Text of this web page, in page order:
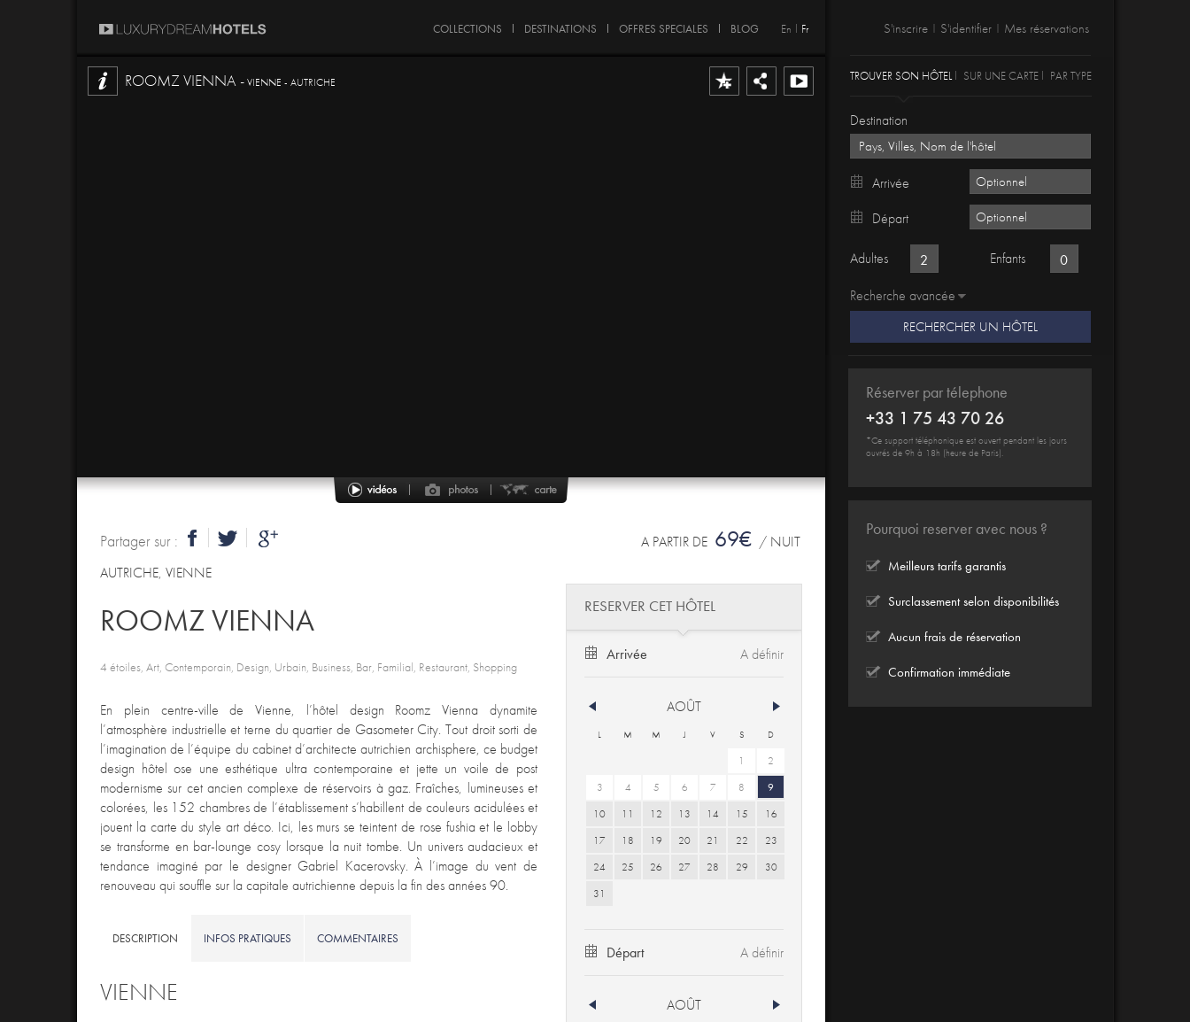
COLLECTIONS DESTINATIONS OFFRES SPECIALES BLOG En Fr S'inscrire | S'identifier | Mes réservations
ROOMZ VIENNA -VIENNE - AUTRICHE
A PARTIR DE 69€ / NUIT
Partager sur :
AUTRICHE, VIENNE
ROOMZ VIENNA
4 étoiles, Art, Contemporain, Design, Urbain, Business, Bar, Familial, Restaurant, Shopping
En plein centre-ville de Vienne, l’hôtel design Roomz Vienna dynamite
l’atmosphère industrielle et terne du quartier de Gasometer City. Tout droit sorti de
l’imagination de l’équipe du cabinet d’architecte autrichien archisphere, ce budget
design hôtel ose une esthétique ultra contemporaine et jette un voile de post
modernisme sur cet ancien complexe de réservoirs à gaz. Fraîches, lumineuses et
colorées, les 152 chambres de l’établissement s’habillent de couleurs acidulées et
jouent la carte du style art déco. Ici, les murs se teintent de rose fushia et le lobby
se transforme en bar-lounge cosy lorsque la nuit tombe. Un univers audacieux et
tendance imaginé par le designer Gabriel Kacerovsky. À l’image du vent de
renouveau qui souffle sur la capitale autrichienne depuis la fin des années 90.
DESCRIPTION INFOS PRATIQUES COMMENTAIRES
VIENNE
RESERVER CET HÔTEL
Arrivée
AOÛT
L M M J V S D
1
2
3
4 5 6 7 8
9
10
11 12 13 14 15
16
17
18 19 20 21 22
23
24
25 26 27 28 29
30
31
Départ
AOÛT
TROUVER SON HÔTEL SUR UNE CARTE PAR TYPE
Destination
Arrivée
Départ
Adultes
Enfants
Recherche avancée
RECHERCHER UN HÔTEL
Réserver par télephone
+33 1 75 43 70 26
*Ce support téléphonique est ouvert pendant les jours
ouvrés de 9h à 18h (heure de Paris).
Pourquoi reserver avec nous ?
Meilleurs tarifs garantis
Surclassement selon disponibilités
Aucun frais de réservation
Confirmation immédiate